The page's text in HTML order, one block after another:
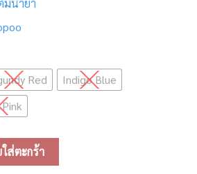
Red
Indigo Blue
Eternity Edition ชิ้น
ส่ตะกร้า